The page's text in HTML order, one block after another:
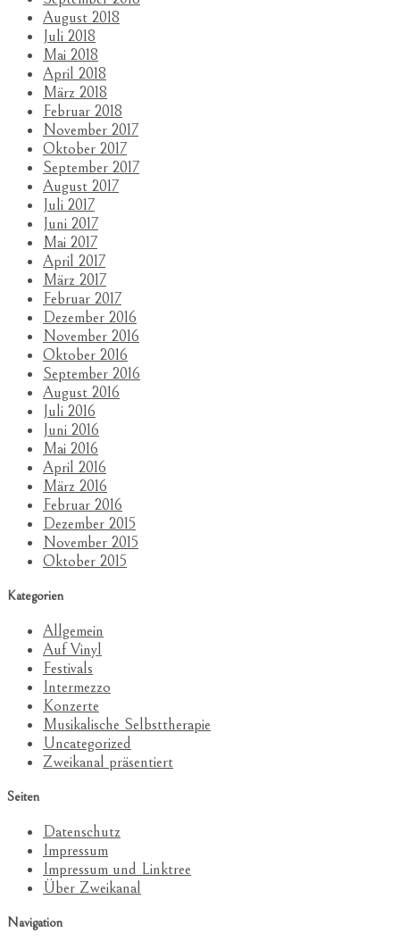
August 2018
Juli 2018
Mai 2018
April 2018
März 2018
Februar 2018
November 2017
Oktober 2017
September 2017
August 2017
Juli 2017
Juni 2017
Mai 2017
April 2017
März 2017
Februar 2017
Dezember 2016
November 2016
Oktober 2016
September 2016
August 2016
Juli 2016
Juni 2016
Mai 2016
April 2016
März 2016
Februar 2016
Dezember 2015
November 2015
Oktober 2015
Kategorien
Allgemein
Auf Vinyl
Festivals
Intermezzo
Konzerte
Musikalische Selbsttherapie
Uncategorized
Zweikanal präsentiert
Seiten
Datenschutz
Impressum
Impressum und Linktree
Über Zweikanal
Navigation